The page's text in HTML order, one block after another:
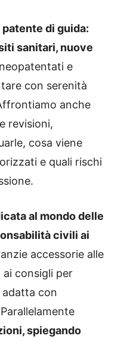
patente di guida:
sanitari, nuove
e
con serenità
anche
revisioni,
cosa viene
e quali rischi
al mondo delle
civili ai
accessorie alle
consigli per
adatta con
spiegando